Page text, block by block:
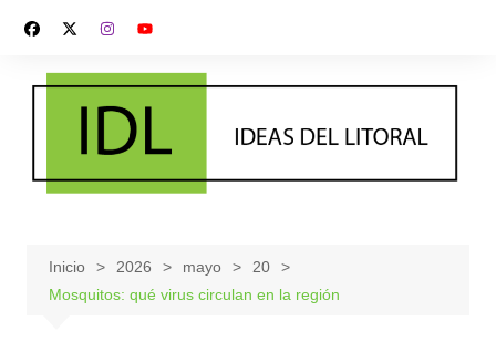
contenido
Inicio 2026 mayo
20
Mosquitos: qué virus circulan en la región